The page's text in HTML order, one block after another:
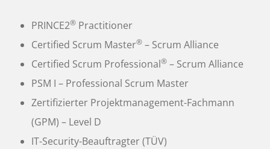
PRINCE2® Practitioner
Certified Scrum Master® – Scrum Alliance
Certified Scrum Professional® – Scrum Alliance
PSM I – Professional Scrum Master
Zertifizierter Projektmanagement-Fachmann
(GPM) – Level D
IT-Security-Beauftragter (TÜV)